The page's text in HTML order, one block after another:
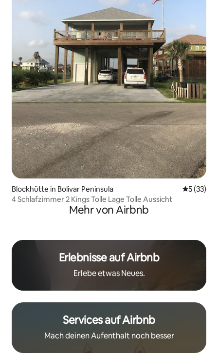
Blockhütte in Bolivar Peninsula
5 (33)
4 Schlafzimmer 2 Kings Tolle Lage Tolle Aussicht
Mehr von Airbnb
Erlebnisse auf Airbnb
Erlebe etwas Neues.
Services auf Airbnb
Mach deinen Aufenthalt noch besser